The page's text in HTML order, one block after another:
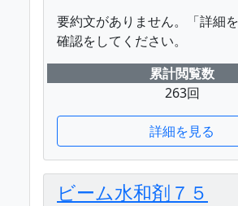
要約文がありません。「詳細
確認をしてください。
累計閲覧数
263回
詳細を見る
ビーム水和剤７５